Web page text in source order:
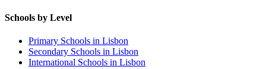
Schools by Level
Primary Schools in Lisbon
Secondary Schools in Lisbon
International Schools in Lisbon